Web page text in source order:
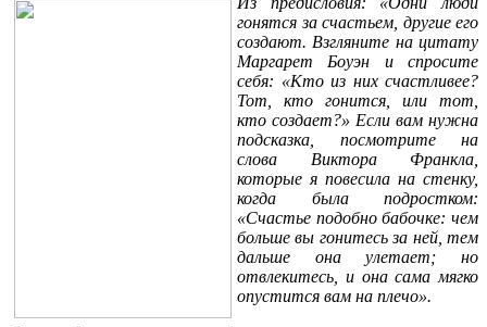
гонятся за счастьем, другие его
создают. Взгляните на цитату
Маргарет Боуэн и спросите
себя: «Кто из них счастливее?
Тот, кто гонится, или тот,
кто создает?» Если вам нужна
подсказка, посмотрите на
слова Виктора Франкла,
которые я повесила на стенку,
когда была подростком:
«Счастье подобно бабочке: чем
больше вы гонитесь за ней, тем
дальше она улетает; но
отвлекитесь, и она сама мягко
опустится вам на плечо».